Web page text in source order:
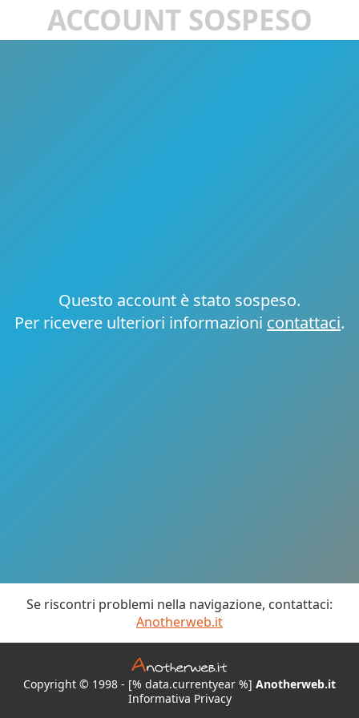
ACCOUNT SOSPESO
Questo account è stato sospeso.
Per ricevere ulteriori informazioni contattaci.
Se riscontri problemi nella navigazione, contattaci:
Anotherweb.it
Copyright © 1998 - [% data.currentyear %] Anotherweb.it
Informativa Privacy